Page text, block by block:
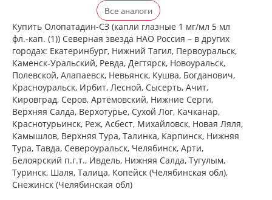
Визаллергол (капли глазные 0.2% 2,5
мл фл.) Сентисс Фарма Пвт.Лтд -
Индия
есть в 5 аптеках
от 715,00 до 763,00
Олопаталлерг (капли глазные 0,1% 5
мл флакон-капельница)
К.О.Ромфарм Компани С.Р.Л. -
Румыния
есть в 2 аптеках
от 641,00 до 641,00
Олофтадин ЭКО Аннул. (капли
глазные 1 мг/мл 5 мл № 1 фл.)
Варшавский фармацевтический
завод Польфа АО Польша
Все аналоги
Купить Олопатадин-СЗ (капли глазные 1 мг/мл 5 мл
фл.-кап. (1)) Северная звезда НАО Россия – в других
городах: Екатеринбург, Нижний Тагил, Первоуральск,
Каменск-Уральский, Ревда, Дегтярск, Новоуральск,
Полевской, Алапаевск, Невьянск, Кушва, Богданович,
Красноуральск, Ирбит, Лесной, Сысерть, Ачит,
Кировград, Серов, Артёмовский, Нижние Cерги,
Верхняя Салда, Верхотурье, Сухой Лог, Качканар,
Краснотурьинск, Реж, Асбест, Михайловск, Новая Ляля,
Камышлов, Верхняя Тура, Талинка, Карпинск, Нижняя
Тура, Тавда, Североуральск, Челябинск, Арти,
Белоярский п.г.т., Ивдель, Нижняя Салда, Тугулым,
Туринск, Шаля, Талица, Копейск (Челябинская обл),
Снежинск (Челябинская обл)